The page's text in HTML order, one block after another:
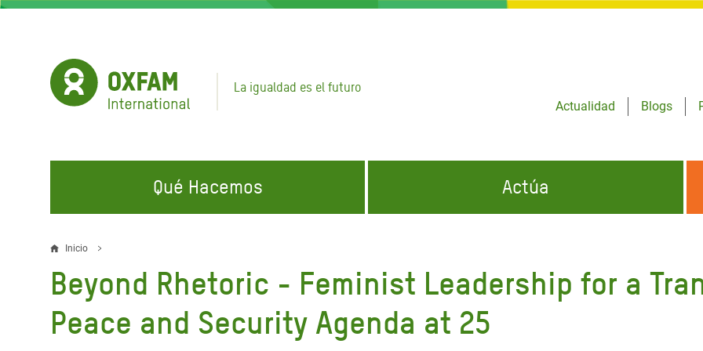
Pasar
La igualdad es el futuro
Actualidad
Blogs
Qué Hacemos
EN QUÉ TRABAJAMOS
Agua y Servicios de
Saneamiento
Alimentación, Crisis Climática,
Gaza Crisis Appeal
Llamamiento por la Crisis en
Líbano
CONÓCENOS
Actúa
ÚNETE A NUESTRAS CAMPAÑAS
Climate Justice
Hands Off Our Spaces
enlaces
de
Inicio
Beyond Rhetoric - Feminist Leadership for a
Peace and Security Agenda at 25